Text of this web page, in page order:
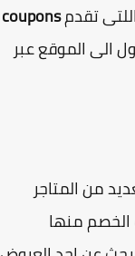
تقدمcoupons
الموقع عبر
من المتاجر
منها